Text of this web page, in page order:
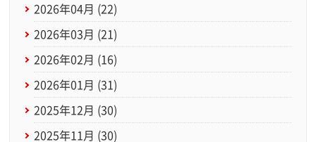
2026年04月 (22)
2026年03月 (21)
2026年02月 (16)
2026年01月 (31)
2025年12月 (30)
2025年11月 (30)